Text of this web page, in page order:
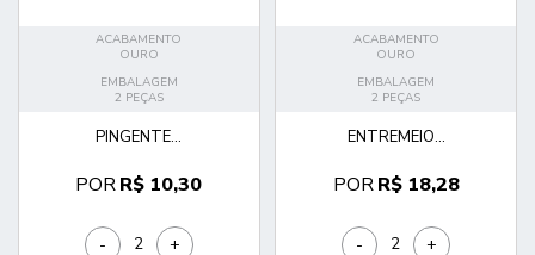
ACABAMENTO
OURO
EMBALAGEM
2 PEÇAS
PINGENTE...
PORR$ 10,30
- +
ACABAMENTO
OURO
EMBALAGEM
2 PEÇAS
ENTREMEIO...
PORR$ 18,28
- +